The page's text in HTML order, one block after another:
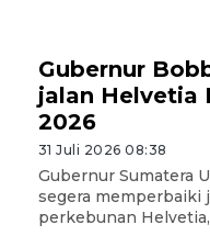
Gubernur
jalan Helvetia
2026
31 Juli 2026 08:38
Gubernur Sumatera
segera memperbaiki
perkebunan Helvetia,
IDAI